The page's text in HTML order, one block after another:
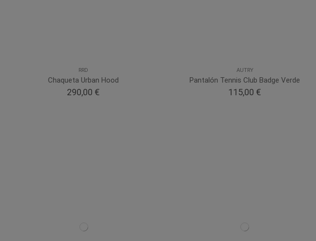
RRD
Chaqueta Urban Hood
290,00 €
AUTRY
Pantalón Tennis Club Badge Verde
115,00 €